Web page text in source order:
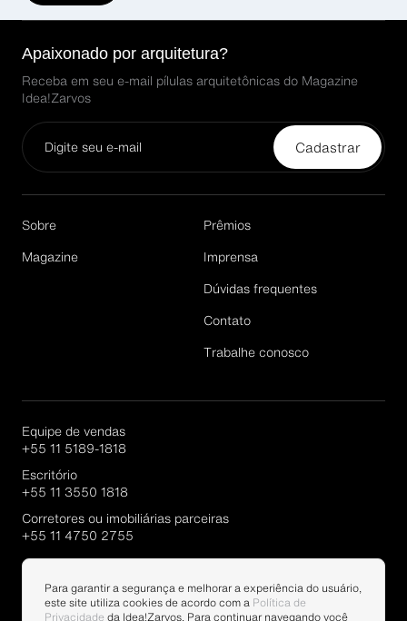
Apaixonado por arquitetura?
Receba em seu e-mail pílulas arquitetônicas do Magazine
Idea!Zarvos
Cadastrar
Email*
Sobre
Magazine
Prêmios
Imprensa
Dúvidas frequentes
Contato
Trabalhe conosco
Equipe de vendas
+55 11 5189-1818
Escritório
+55 11 3550 1818
Corretores ou imobiliárias parceiras
+55 11 4750 2755
Portal Parcerias
Para garantir a segurança e melhorar a experiência do usuário,
este site utiliza cookies de acordo com a Política de
Privacidade da Idea!Zarvos. Para continuar navegando você